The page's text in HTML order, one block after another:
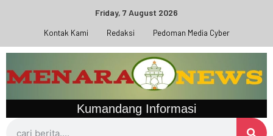
Friday, 7 August 2026
Kontak Kami Redaksi Pedoman Media Cyber
Kumandang Informasi